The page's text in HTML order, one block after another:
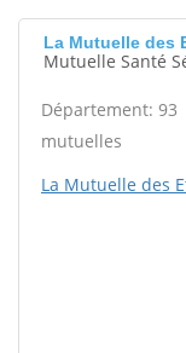
La Mutuelle des
Mutuelle Santé
Département: 93
mutuelles
La Mutuelle des